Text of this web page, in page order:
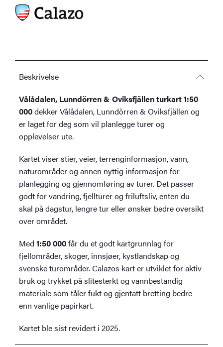
Beskrivelse
Vålådalen, Lunndörren & Oviksfjällen turkart 1:50
000dekker Vålådalen, Lunndörren & Oviksfjällen og
er laget for deg som vil planlegge turer og
opplevelser ute.
Kartet viser stier, veier, terrenginformasjon, vann,
naturområder og annen nyttig informasjon for
planlegging og gjennomføring av turer. Det passer
godt for vandring, fjellturer og friluftsliv, enten du
skal på dagstur, lengre tur eller ønsker bedre oversikt
over området.
Med1:50 000får du et godt kartgrunnlag for
fjellområder, skoger, innsjøer, kystlandskap og
svenske turområder. Calazos kart er utviklet for aktiv
bruk og trykket på slitesterkt og vannbestandig
materiale som tåler fukt og gjentatt bretting bedre
enn vanlige papirkart.
Kartet ble sist revidert i 2025.